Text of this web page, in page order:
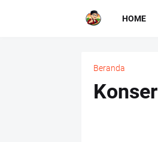
HOME
Beranda